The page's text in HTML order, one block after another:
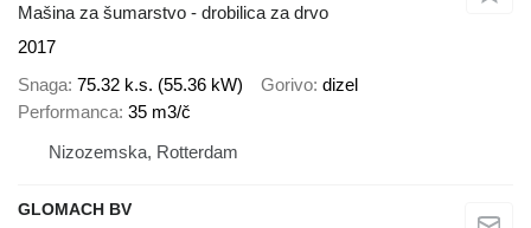
Mašina za šumarstvo - drobilica za drvo
2017
Snaga 75.32 k.s. (55.36 kW) Gorivo dizel
Performanca 35 m3/č
Nizozemska, Rotterdam
GLOMACH BV